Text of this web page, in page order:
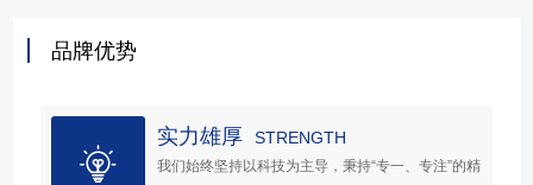
品牌优势
实力雄厚 STRENGTH
我们始终坚持以科技为主导，秉持“专一、专注”的精